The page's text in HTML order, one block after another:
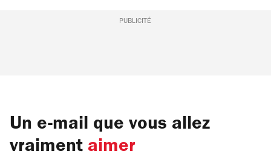
PUBLICITÉ
Un e-mail que vous allez
vraiment aimer